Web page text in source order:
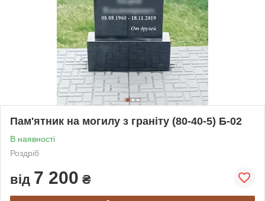
Пам'ятник на могилу з граніту (80-40-5) Б-02
В наявності
Роздріб
від 7 200 ₴